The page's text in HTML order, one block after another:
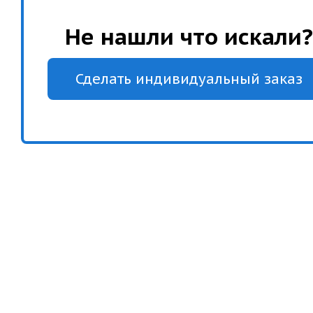
Не нашли что искали?